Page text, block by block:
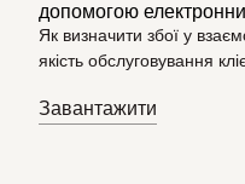
допомогою
Як визначити збої у
якість обслуговування
Завантажити